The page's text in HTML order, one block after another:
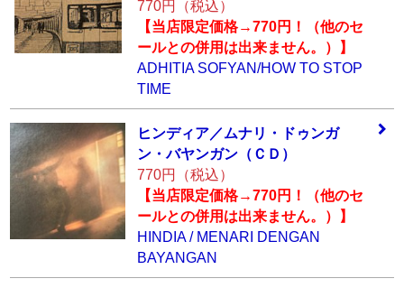
770円（税込）
【当店限定価格→770円！（他のセ
ールとの併用は出来ません。）】
ADHITIA SOFYAN/HOW TO STOP
TIME
ヒンディア／ムナリ・ドゥンガ
ン・バヤンガン（ＣＤ ）
770円（税込）
【当店限定価格→770円！（他のセ
ールとの併用は出来ません。）】
HINDIA / MENARI DENGAN
BAYANGAN